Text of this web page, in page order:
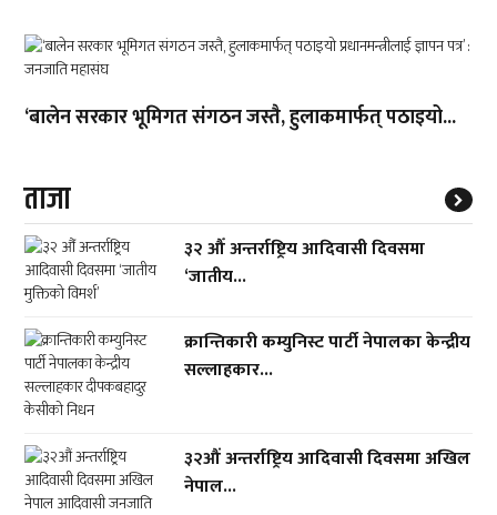
‘बालेन सरकार भूमिगत संगठन जस्तै, हुलाकमार्फत् पठाइयो...
ताजा
३२ औँ अन्तर्राष्ट्रिय आदिवासी दिवसमा
‘जातीय...
क्रान्तिकारी कम्युनिस्ट पार्टी नेपालका केन्द्रीय
सल्लाहकार...
३२औं अन्तर्राष्ट्रिय आदिवासी दिवसमा अखिल
नेपाल...